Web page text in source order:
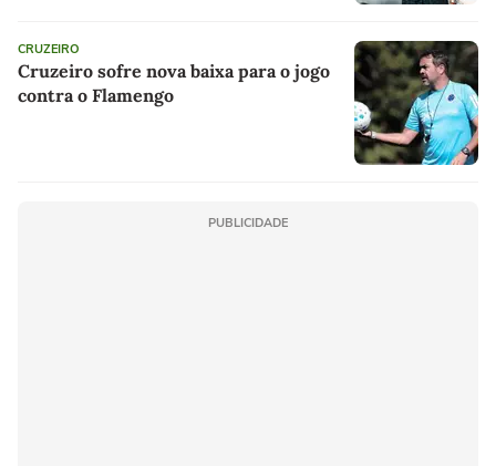
CRUZEIRO
Cruzeiro sofre nova baixa para o jogo
contra o Flamengo
PUBLICIDADE